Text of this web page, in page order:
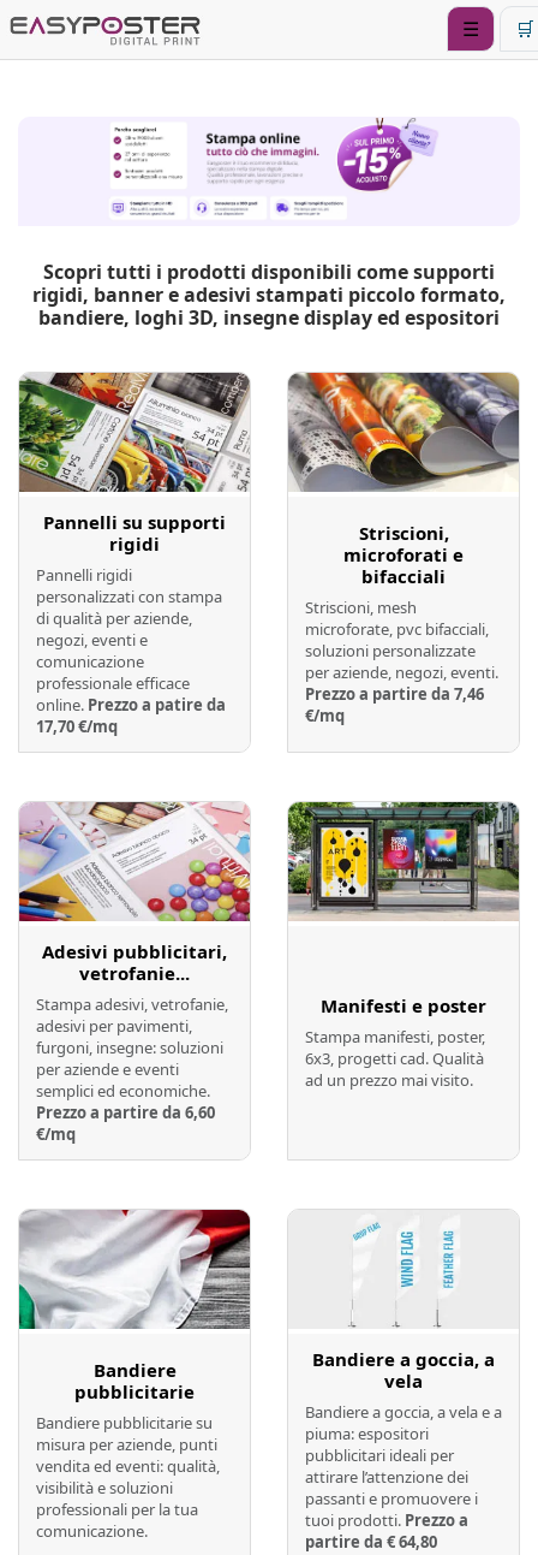
☰ 🛒
Scopri tutti i prodotti disponibili come supporti
rigidi, banner e adesivi stampati piccolo formato,
bandiere, loghi 3D, insegne display ed espositori
Pannelli su supporti
rigidi
Pannelli rigidi
personalizzati con stampa
di qualità per aziende,
negozi, eventi e
comunicazione
professionale efficace
online. Prezzo a patire da
17,70 €/mq
Striscioni,
microforati e
bifacciali
Striscioni, mesh
microforate, pvc bifacciali,
soluzioni personalizzate
per aziende, negozi, eventi.
Prezzo a partire da 7,46
€/mq
Adesivi pubblicitari,
vetrofanie...
Stampa adesivi, vetrofanie,
adesivi per pavimenti,
furgoni, insegne: soluzioni
per aziende e eventi
semplici ed economiche.
Prezzo a partire da 6,60
€/mq
Manifesti e poster
Stampa manifesti, poster,
6x3, progetti cad. Qualità
ad un prezzo mai visito.
Bandiere
pubblicitarie
Bandiere pubblicitarie su
misura per aziende, punti
vendita ed eventi: qualità,
visibilità e soluzioni
professionali per la tua
comunicazione.
Bandiere a goccia, a
vela
Bandiere a goccia, a vela e a
piuma: espositori
pubblicitari ideali per
attirare l’attenzione dei
passanti e promuovere i
tuoi prodotti. Prezzo a
partire da € 64,80